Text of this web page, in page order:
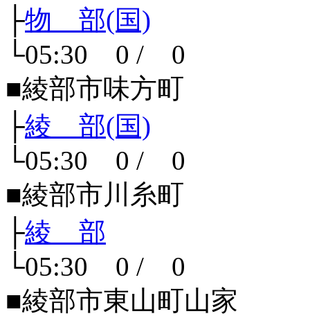
├物 部(国)
└05:30 0 / 0
■綾部市味方町
├綾 部(国)
└05:30 0 / 0
■綾部市川糸町
├綾 部
└05:30 0 / 0
■綾部市東山町山家